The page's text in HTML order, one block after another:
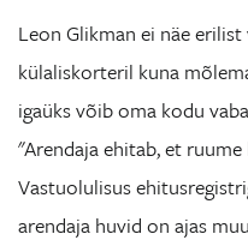
Leon Glikman ei näe
külaliskorteril kuna
igaüks võib oma kodu
"Arendaja ehitab, et
Vastuolulisus
arendaja huvid on ajas